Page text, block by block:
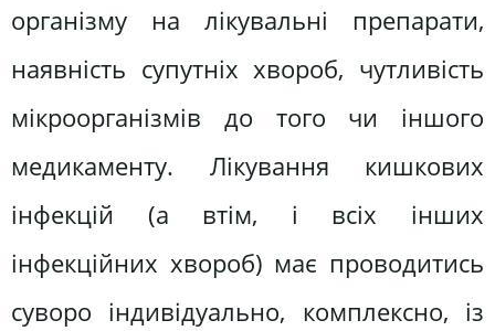
організму на лікувальні препарати,
наявність супутніх хвороб, чутливість
мікроорганізмів до того чи іншого
медикаменту. Лікування кишкових
інфекцій (а втім, і всіх інших
інфекційних хвороб) має проводитись
суворо індивідуально, комплексно, із